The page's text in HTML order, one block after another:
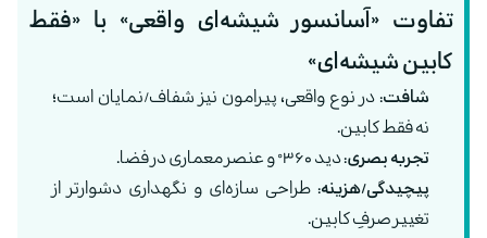
تفاوت «آسانسور شیشه‌ای واقعی» با «فقط
کابین شیشه‌ای»
شافت:در نوع واقعی، پیرامون نیز شفاف/نمایان است؛
نه فقط کابین.
تجربه بصری:دید ۳۶۰° و عنصر معماری در فضا.
پیچیدگی/هزینه: طراحی سازه‌ای و نگهداری دشوارتر از
تغییر صرفِ کابین.